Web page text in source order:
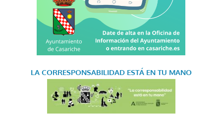
LA CORRESPONSABILIDAD ESTÁ EN TU MANO